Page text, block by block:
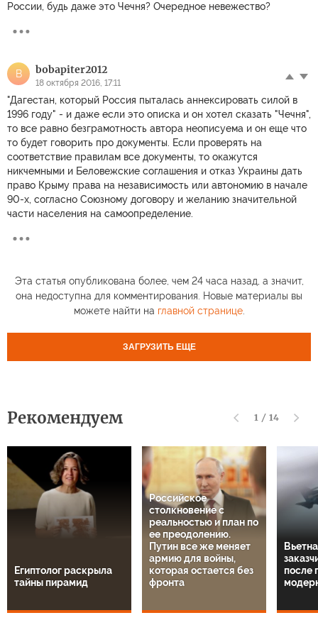
России, будь даже это Чечня? Очередное невежество?
B bobapiter2012
18 октября 2016, 17:11
"Дагестан, который Россия пыталась аннексировать силой в
1996 году" - и даже если это описка и он хотел сказать "Чечня",
то все равно безграмотность автора неописуема и он еще что
то будет говорить про документы. Если проверять на
соответствие правилам все документы, то окажутся
никчемными и Беловежские соглашения и отказ Украины дать
право Крыму права на независимость или автономию в начале
90-х, согласно Союзному договору и желанию значительной
части населения на самоопределение.
Эта статья опубликована более, чем 24 часа назад, а значит,
она недоступна для комментирования. Новые материалы вы
можете найти на главной странице.
ЗАГРУЗИТЬ ЕЩЕ
Рекомендуем 1 / 14
Египтолог раскрыла
тайны пирамид
Российское
столкновение с
реальностью и план по
ее преодолению.
Путин все же меняет
армию для войны,
которая остается без
фронта
после